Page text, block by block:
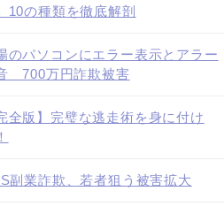
10の種類を徹底解剖
のパソコンにエラー表示とアラー
700万円詐欺被害
全版】完璧な逃走術を身に付け
副業詐欺、若者狙う被害拡大